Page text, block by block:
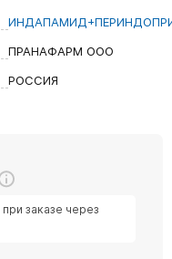
ПРАНАФАРМ ООО
РОССИЯ
заказе через